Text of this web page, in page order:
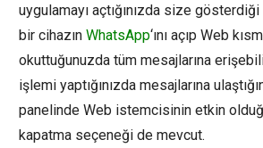
uygulamayı açtığınızda size
bir cihazın WhatsApp‘ını açıp Web
okuttuğunuzda tüm mesajlarına
işlemi yaptığınızda mesajlarına
panelinde Web istemcisinin etkin
kapatma seçeneği de mevcut.